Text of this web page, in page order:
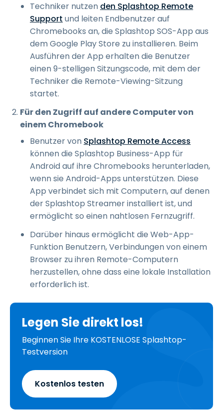
Techniker nutzen den Splashtop Remote
Support und leiten Endbenutzer auf
Chromebooks an, die Splashtop SOS-App aus
dem Google Play Store zu installieren. Beim
Ausführen der App erhalten die Benutzer
einen 9-stelligen Sitzungscode, mit dem der
Techniker die Remote-Viewing-Sitzung
startet.
Für den Zugriff auf andere Computer von
einem Chromebook
Benutzer von Splashtop Remote Access
können die Splashtop Business-App für
Android auf ihre Chromebooks herunterladen,
wenn sie Android-Apps unterstützen. Diese
App verbindet sich mit Computern, auf denen
der Splashtop Streamer installiert ist, und
ermöglicht so einen nahtlosen Fernzugriff.
Darüber hinaus ermöglicht die Web-App-
Funktion Benutzern, Verbindungen von einem
Browser zu ihren Remote-Computern
herzustellen, ohne dass eine lokale Installation
erforderlich ist.
Legen Sie direkt los!
Beginnen Sie Ihre KOSTENLOSE Splashtop-
Testversion
Kostenlos testen